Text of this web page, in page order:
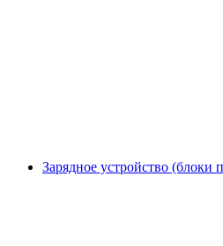
Зарядное устройство (блоки